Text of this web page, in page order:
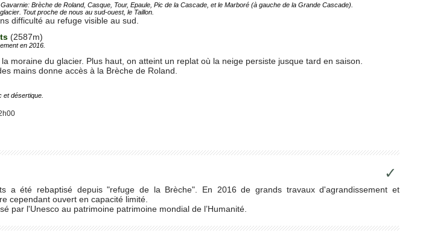
Brèche de Roland, Casque, Tour, Epaule, Pic de la Cascade, et le Marboré (à gauche de la Grande Cascade).
Tout proche de nous au sud-ouest, le Taillon.
difficulté au refuge visible au sud.
(2587m)
en 2016.
moraine du glacier. Plus haut, on atteint un replat où la neige persiste jusque tard en saison.
mains donne accès à la Brèche de Roland.
et désertique.
✓
a été rebaptisé depuis "refuge de la Brèche". En 2016 de grands travaux d'agrandissement et
cependant ouvert en capacité limité.
par l'Unesco au patrimoine patrimoine mondial de l’Humanité.